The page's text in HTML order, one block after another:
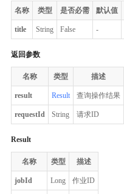
名称 类型 是否必需 默认值
title String False -
返回参数
名称 类型 描述
result Result 查询操作结果
requestId String 请求ID
Result
名称 类型 描述
jobId Long 作业ID